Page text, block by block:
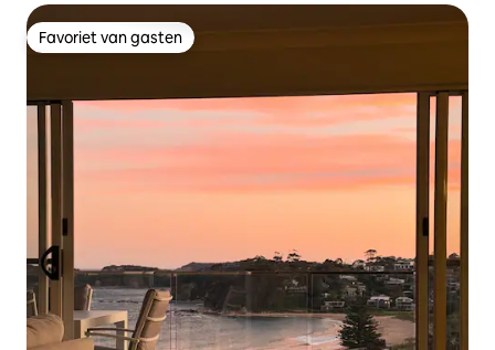
Favoriet van gasten
Favoriet van gasten